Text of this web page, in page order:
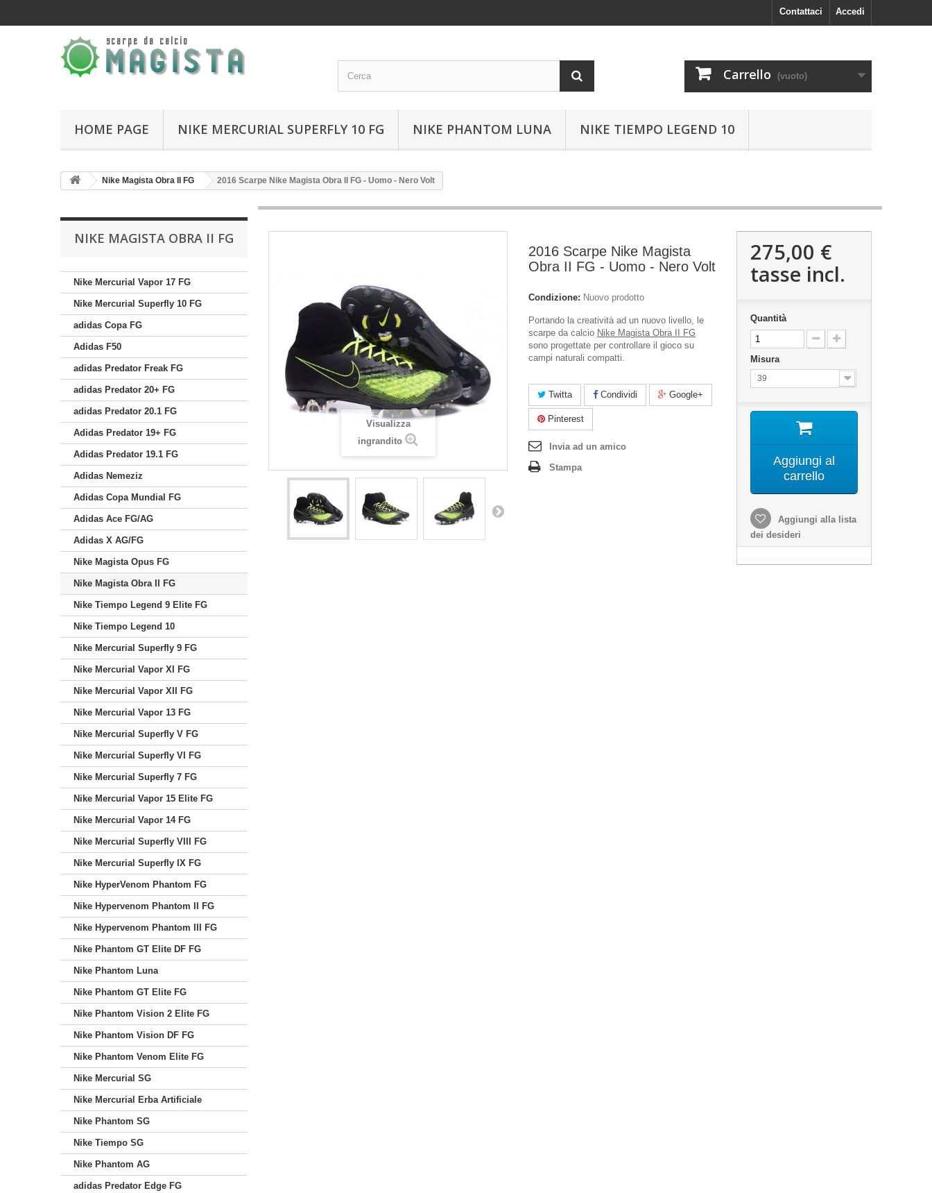
Accedi
Contattaci
Carrello (vuoto)
HOME PAGE NIKE MERCURIAL SUPERFLY 10 FG NIKE PHANTOM LUNA NIKE TIEMPO LEGEND 10
Nike Magista Obra II FG 2016 Scarpe Nike Magista Obra II FG - Uomo - Nero Volt
NIKE MAGISTA OBRA II FG
Nike Mercurial Vapor 17 FG
Nike Mercurial Superfly 10 FG
adidas Copa FG
Adidas F50
adidas Predator Freak FG
adidas Predator 20+ FG
adidas Predator 20.1 FG
Adidas Predator 19+ FG
Adidas Predator 19.1 FG
Adidas Nemeziz
Adidas Copa Mundial FG
Adidas Ace FG/AG
Adidas X AG/FG
Nike Magista Opus FG
Nike Magista Obra II FG
Nike Tiempo Legend 9 Elite FG
Nike Tiempo Legend 10
Nike Mercurial Superfly 9 FG
Nike Mercurial Vapor XI FG
Nike Mercurial Vapor XII FG
Nike Mercurial Vapor 13 FG
Nike Mercurial Superfly V FG
Nike Mercurial Superfly VI FG
Nike Mercurial Superfly 7 FG
Nike Mercurial Vapor 15 Elite FG
Nike Mercurial Vapor 14 FG
Nike Mercurial Superfly VIII FG
Nike Mercurial Superfly IX FG
Nike HyperVenom Phantom FG
Nike Hypervenom Phantom II FG
Nike Hypervenom Phantom III FG
Nike Phantom GT Elite DF FG
Nike Phantom Luna
Nike Phantom GT Elite FG
Nike Phantom Vision 2 Elite FG
Nike Phantom Vision DF FG
Nike Phantom Venom Elite FG
Nike Mercurial SG
Nike Mercurial Erba Artificiale
Nike Phantom SG
Nike Tiempo SG
Nike Phantom AG
adidas Predator Edge FG
Visualizza
ingrandito
2016 Scarpe Nike Magista
Obra II FG - Uomo - Nero Volt
Condizione: Nuovo prodotto
Portando la creatività ad un nuovo livello, le
scarpe da calcio Nike Magista Obra II FG
sono progettate per controllare il gioco su
campi naturali compatti.
Twitta Condividi Google+
Pinterest
Invia ad un amico
Stampa
275,00 €
tasse incl.
Quantità
Misura
39
Aggiungi al
carrello
Aggiungi alla lista
dei desideri